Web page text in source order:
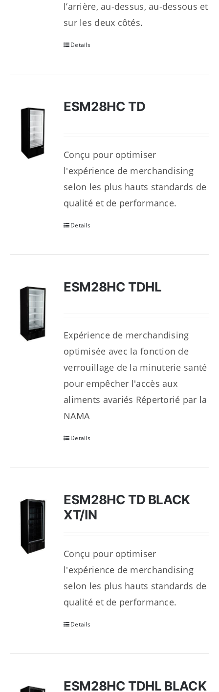
l’arrière, au-dessus, au-dessous et
sur les deux côtés.
Details
ESM28HC TD
Conçu pour optimiser
l'expérience de merchandising
selon les plus hauts standards de
qualité et de performance.
Details
ESM28HC TDHL
Expérience de merchandising
optimisée avec la fonction de
verrouillage de la minuterie santé
pour empêcher l'accès aux
aliments avariés Répertorié par la
NAMA
Details
ESM28HC TD BLACK
XT/IN
Conçu pour optimiser
l'expérience de merchandising
selon les plus hauts standards de
qualité et de performance.
Details
ESM28HC TDHL BLACK